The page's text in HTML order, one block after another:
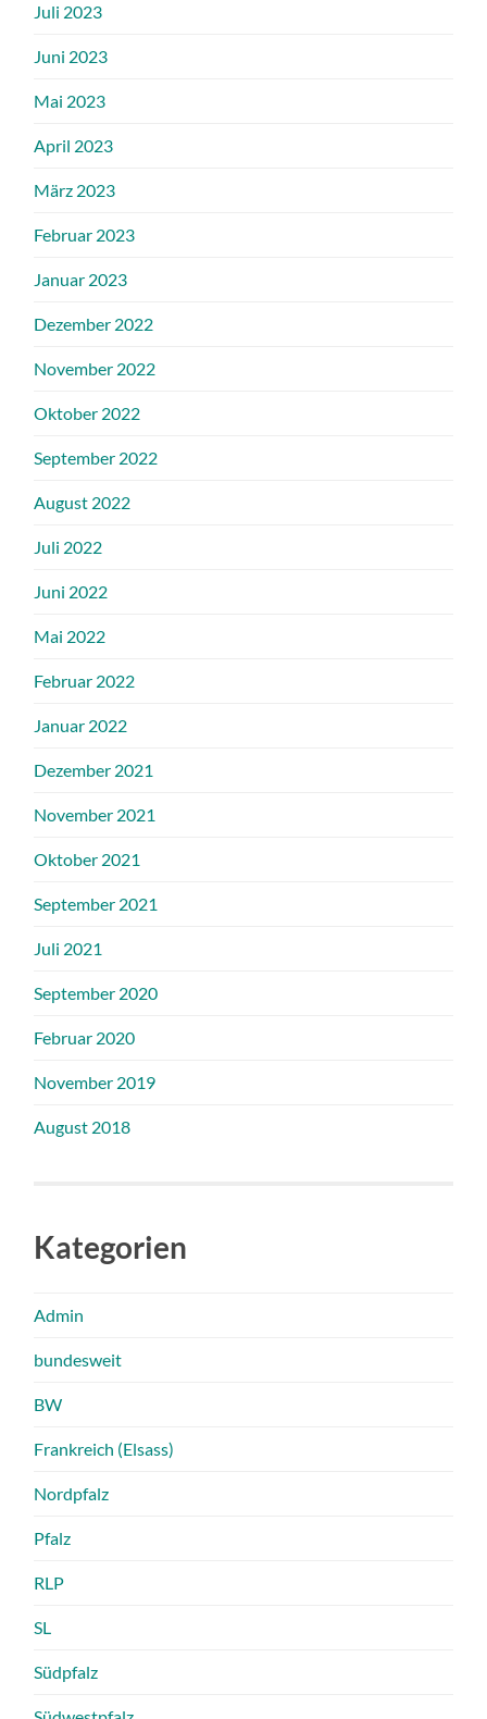
Juli 2023
Juni 2023
Mai 2023
April 2023
März 2023
Februar 2023
Januar 2023
Dezember 2022
November 2022
Oktober 2022
September 2022
August 2022
Juli 2022
Juni 2022
Mai 2022
Februar 2022
Januar 2022
Dezember 2021
November 2021
Oktober 2021
September 2021
Juli 2021
September 2020
Februar 2020
November 2019
August 2018
Kategorien
Admin
bundesweit
BW
Frankreich (Elsass)
Nordpfalz
Pfalz
RLP
SL
Südpfalz